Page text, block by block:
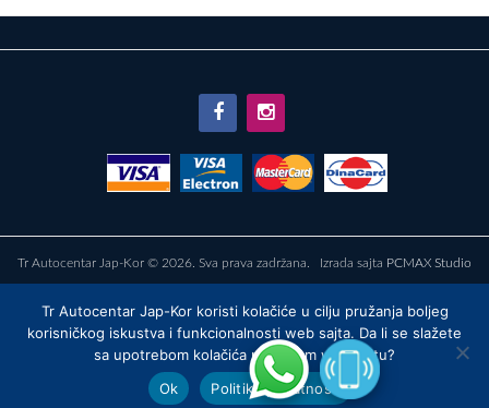
Tr Autocentar Jap-Kor © 2026. Sva prava zadržana. Izrada sajta PCMAX Studio
Tr Autocentar Jap-Kor koristi kolačiće u cilju pružanja boljeg
korisničkog iskustva i funkcionalnosti web sajta. Da li se slažete
sa upotrebom kolačića na našem web sajtu?
Ok
Politika privatnosti